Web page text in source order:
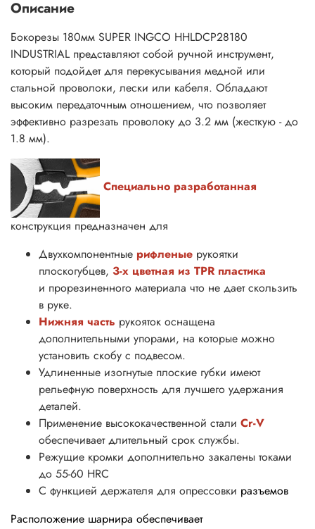
Описание
Бокорезы 180мм SUPER INGCO HHLDCP28180
INDUSTRIAL представляют собой ручной инструмент,
который подойдет для перекусывания медной или
стальной проволоки, лески или кабеля. Обладают
высоким передаточным отношением, что позволяет
эффективно разрезать проволоку до 3.2 мм (жесткую - до
1.8 мм).
Специально разработанная
конструкция предназначен для
Двухкомпонентные рифленые рукоятки
плоскогубцев, 3-х цветная из TPR пластика
и прорезиненного материала что не дает скользить
в руке.
Нижняя часть рукояток оснащена
дополнительными упорами, на которые можно
установить скобу с подвесом.
Удлиненные изогнутые плоские губки имеют
рельефную поверхность для лучшего удержания
деталей.
Применение высококачественной стали Cr-V
обеспечивает длительный срок службы.
Режущие кромки дополнительно закалены токами
до 55-60 HRC
С функцией держателя для опрессовки разъемов
Расположение шарнира обеспечивает